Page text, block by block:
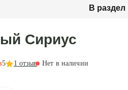
В
Сириус
5 1 отзыв Нет в наличии